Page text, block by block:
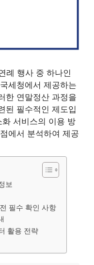
례 행사 중 하나인
세청에서 제공하는
한 연말정산 과정을
된 필수적인 제도입
서비스의 이용 방
에서 분석하여 제공
보
필수 확인 사항
활용 전략